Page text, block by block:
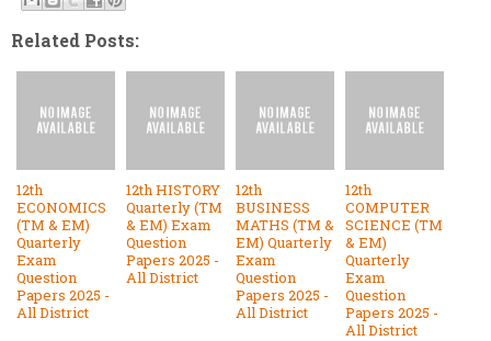
Related Posts:
12th
ECONOMICS
(TM & EM)
Quarterly
Exam
Question
Papers 2025 -
All District
12th HISTORY
Quarterly (TM
& EM) Exam
Question
Papers 2025 -
All District
12th
BUSINESS
MATHS (TM &
EM) Quarterly
Exam
Question
Papers 2025 -
All District
12th
COMPUTER
SCIENCE (TM
& EM)
Quarterly
Exam
Question
Papers 2025 -
All District